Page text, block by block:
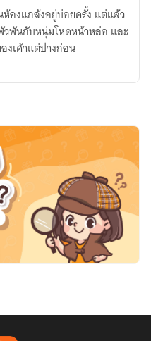
องแกล้งอยู่บ่อยครั้ง แต่แล้ว
วพันกับหนุ่มโหดหน้าหล่อ และ
งเค้าแต่ปางก่อน